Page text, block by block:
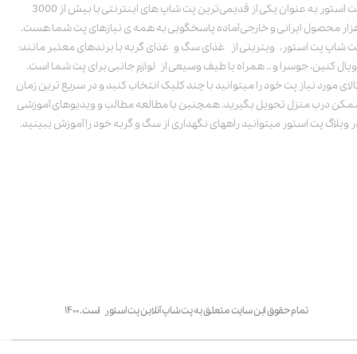
پت استور به عنوان یکی از قدیمی‌ترین پت شاپ های اینترنتی با بیش از 3000
محصول ایرانی و خارجی آماده پاسخگویی به همه ی نیازهای پت شما هست.
شاپ پت استور، ویترینی از غذای سگ و غذای گربه با برندهای معتبر مانند:
کنین، جوسرا و .. همراه با طیف وسیعی از لوازم جانبی برای پت شما است.
مورد نیاز پت خود را میتوانید با چند کلیک انتخاب کنید و در سریع ترین زمان
درب منزل تحویل بگیرید. همچنین با مطالعه مطالب و ویدیوهای آموزشی
وبلاگ پت استور میتوانید راههای نگهداری از سگ و گربه خود را آموزش ببینید.
تمام حقوق این سایت متعلق به پت شاپ آنلاین پت استور است. ۱۴۰۰